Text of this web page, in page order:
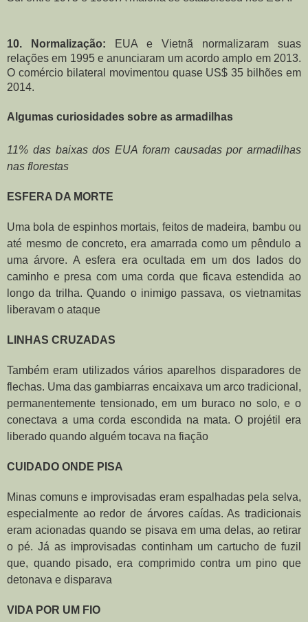
10. Normalização:
EUA e Vietnã normalizaram suas
relações em 1995 e anunciaram um acordo amplo em 2013.
O comércio bilateral movimentou quase US$ 35 bilhões em
2014.
Algumas curiosidades sobre as armadilhas
11% das baixas dos EUA foram causadas por armadilhas
nas florestas
ESFERA DA MORTE
Uma bola de espinhos mortais, feitos de madeira, bambu ou
até mesmo de concreto, era amarrada como um pêndulo a
uma árvore. A esfera era ocultada em um dos lados do
caminho e presa com uma corda que ficava estendida ao
longo da trilha. Quando o inimigo passava, os vietnamitas
liberavam o ataque
LINHAS CRUZADAS
Também eram utilizados vários aparelhos disparadores de
flechas. Uma das gambiarras encaixava um arco tradicional,
permanentemente tensionado, em um buraco no solo, e o
conectava a uma corda escondida na mata. O projétil era
liberado quando alguém tocava na fiação
CUIDADO ONDE PISA
Minas comuns e improvisadas eram espalhadas pela selva,
especialmente ao redor de árvores caídas. As tradicionais
eram acionadas quando se pisava em uma delas, ao retirar
o pé. Já as improvisadas continham um cartucho de fuzil
que, quando pisado, era comprimido contra um pino que
detonava e disparava
VIDA POR UM FIO